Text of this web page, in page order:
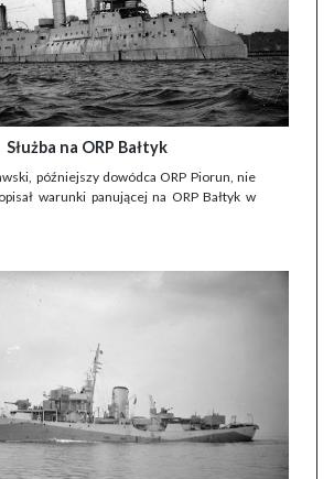
Służba na ORP Bałtyk
późniejszy dowódca ORP Piorun, nie
warunki panującej na ORP Bałtyk w